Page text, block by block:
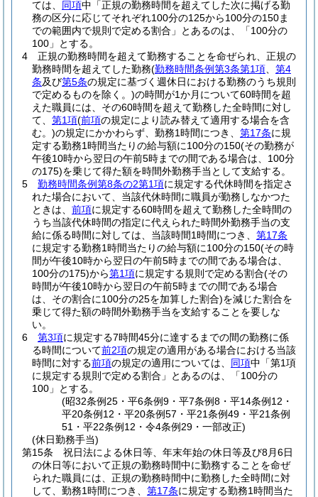
ては、 同項中「正規の勤務時間を超えてした次に掲げる勤
務の区分に応じてそれぞれ100分の125から100分の150ま
での範囲内で規則で定める割合」とあるのは、「100分の
100」とする。
4
正規の勤務時間を超えて勤務することを命ぜられ、正規の
勤務時間を超えてした勤務(勤務時間条例第3条第1項
第4
条及び第5条の規定に基づく週休日における勤務のうち規則
で定めるものを除く。)の時間が1か月について60時間を超
えた職員には、その60時間を超えて勤務した全時間に対し
て、 第1項(前項の規定により読み替えて適用する場合を含
む。)の規定にかかわらず、勤務1時間につき、 第17条に規
定する勤務1時間当たりの給与額に100分の150(その勤務が
午後10時から翌日の午前5時までの間である場合は、100分
の175)を乗じて得た額を時間外勤務手当として支給する。
5
勤務時間条例第8条の2第1項に規定する代休時間を指定さ
れた場合において、当該代休時間に職員が勤務しなかつた
ときは、 前項に規定する60時間を超えて勤務した全時間の
うち当該代休時間の指定に代えられた時間外勤務手当の支
給に係る時間に対しては、当該時間1時間につき、 第17条
に規定する勤務1時間当たりの給与額に100分の150(その時
間が午後10時から翌日の午前5時までの間である場合は、
100分の175)から第1項に規定する規則で定める割合(その
時間が午後10時から翌日の午前5時までの間である場合
は、その割合に100分の25を加算した割合)を減じた割合を
乗じて得た額の時間外勤務手当を支給することを要しな
い。
6
第3項に規定する7時間45分に達するまでの間の勤務に係
る時間について前2項の規定の適用がある場合における当該
時間に対する前項の規定の適用については、 同項中「第1項
に規定する規則で定める割合」とあるのは、「100分の
100」とする。
(昭32条例25・平6条例9・平7条例8・平14条例12・
平20条例12・平20条例57・平21条例49・平21条例
51・平22条例12・令4条例29・一部改正)
(休日勤務手当)
第15条
祝日法による休日等、年末年始の休日等及び8月6日
の休日等において正規の勤務時間中に勤務することを命ぜ
られた職員には、正規の勤務時間中に勤務した全時間に対
して、勤務1時間につき、 第17条に規定する勤務1時間当た